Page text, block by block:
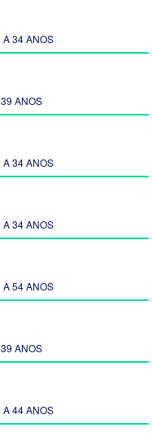
A 34 ANOS
ANOS
A 34 ANOS
A 34 ANOS
A 54 ANOS
ANOS
A 44 ANOS